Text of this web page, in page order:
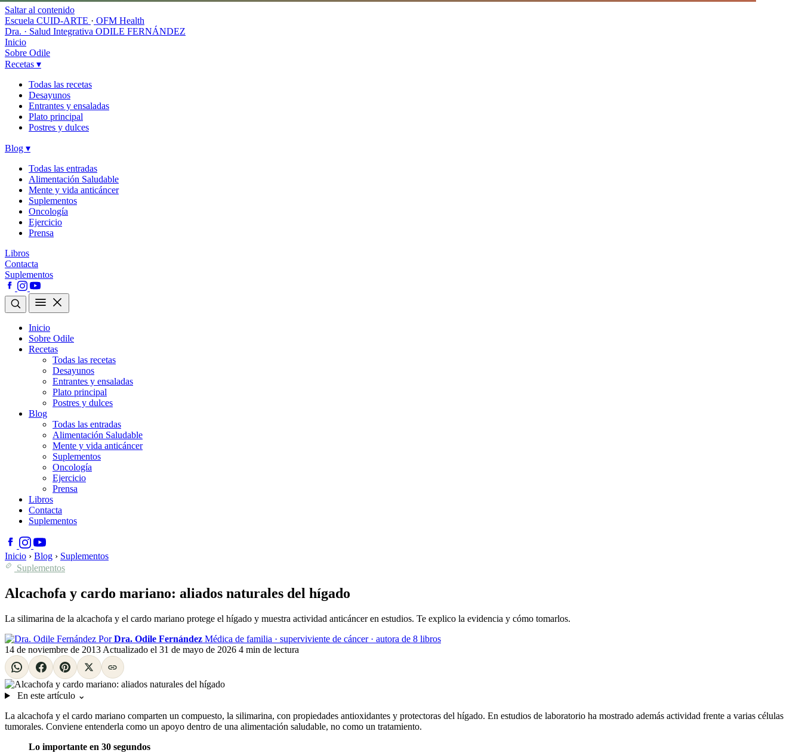
Saltar al contenido
Escuela CUID-ARTE · OFM Health
Dra. · Salud Integrativa ODILE FERNÁNDEZ
Inicio
Sobre Odile
Recetas ▾
Todas las recetas
Desayunos
Entrantes y ensaladas
Plato principal
Postres y dulces
Blog ▾
Todas las entradas
Alimentación Saludable
Mente y vida anticáncer
Suplementos
Oncología
Ejercicio
Prensa
Libros
Contacta
Suplementos
Inicio
Sobre Odile
Recetas
Todas las recetas
Desayunos
Entrantes y ensaladas
Plato principal
Postres y dulces
Blog
Todas las entradas
Alimentación Saludable
Mente y vida anticáncer
Suplementos
Oncología
Ejercicio
Prensa
Libros
Contacta
Suplementos
Inicio › Blog › Suplementos
Suplementos
Alcachofa y cardo mariano: aliados naturales del hígado
La silimarina de la alcachofa y el cardo mariano protege el hígado y muestra actividad anticáncer en estudios. Te explico la evidencia y cómo tomarlos.
Por Dra. Odile Fernández Médica de familia · superviviente de cáncer · autora de 8 libros
14 de noviembre de 2013 Actualizado el 31 de mayo de 2026 4 min de lectura
En este artículo ⌄
La alcachofa y el cardo mariano comparten un compuesto, la silimarina, con propiedades antioxidantes y protectoras del hígado. En estudios de laboratorio ha mostrado además actividad frente a varias células
tumorales. Conviene entenderla como un apoyo dentro de una alimentación saludable, no como un tratamiento.
Lo importante en 30 segundos